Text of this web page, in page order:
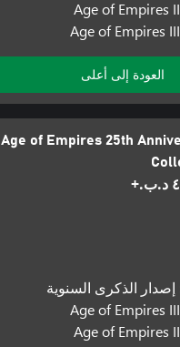
Age of Empires
Age of Empires
العودة إلى أعلى
Age of Empires 25th
Age of Empires
Age of Empires